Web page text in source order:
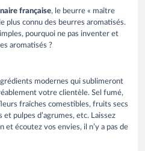
française, le beurre « maître
plus connu des beurres aromatisés.
pourquoi ne pas inventer et
aromatisés ?
modernes qui sublimeront
votre clientèle. Sel fumé,
fraîches comestibles, fruits secs
pulpes d’agrumes, etc. Laissez
et écoutez vos envies, il n’y a pas de